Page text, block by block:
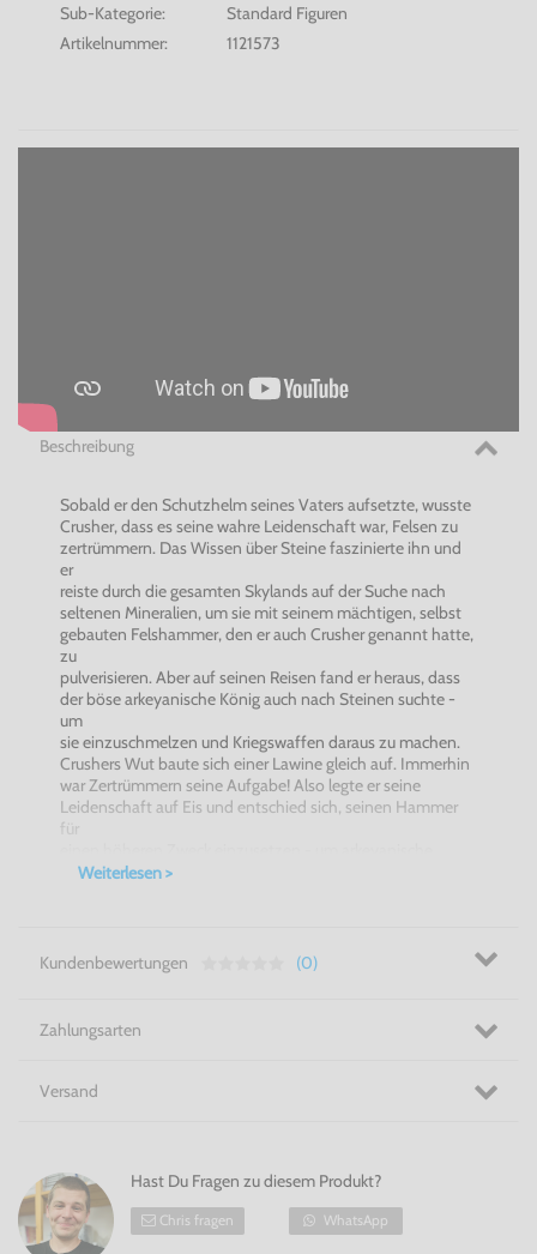
Sub-Kategorie:
Standard Figuren
Artikelnummer:
1121573
Beschreibung
Sobald er den Schutzhelm seines Vaters aufsetzte, wusste
Crusher, dass es seine wahre Leidenschaft war, Felsen zu
zertrümmern. Das Wissen über Steine faszinierte ihn und
er
reiste durch die gesamten Skylands auf der Suche nach
seltenen Mineralien, um sie mit seinem mächtigen, selbst
gebauten Felshammer, den er auch Crusher genannt hatte,
zu
pulverisieren. Aber auf seinen Reisen fand er heraus, dass
der böse arkeyanische König auch nach Steinen suchte -
um
sie einzuschmelzen und Kriegswaffen daraus zu machen.
Crushers Wut baute sich einer Lawine gleich auf. Immerhin
war Zertrümmern seine Aufgabe! Also legte er seine
Leidenschaft auf Eis und entschied sich, seinen Hammer
für
Roboter
Beweglichkeit: 50
Verteidigung: 140
Weiterlesen >
Kundenbewertungen (0)
Zahlungsarten
Versand
Hast Du Fragen zu diesem Produkt?
Chris fragen WhatsApp